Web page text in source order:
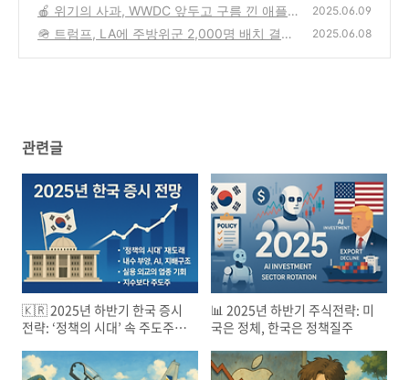
1)
🍎 위기의 사과, WWDC 앞두고 구름 낀 애플
의 미래
(37)
2025.06.09
🪖 트럼프, LA에 주방위군 2,000명 배치 결
2025.06.08
관련글
🇰🇷 2025년 하반기 한국 증시
전략: ‘정책의 시대’ 속 주도주를
📊 2025년 하반기 주식전략: 미
국은 정체, 한국은 정책질주